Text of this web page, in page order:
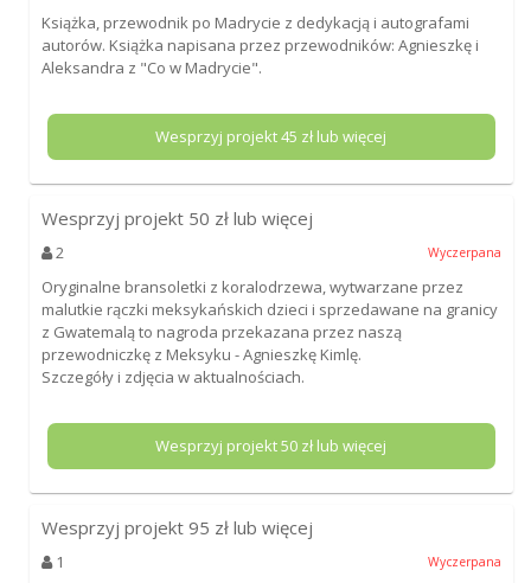
Książka, przewodnik po Madrycie z dedykacją i autografami
autorów. Książka napisana przez przewodników: Agnieszkę i
Aleksandra z "Co w Madrycie".
Wesprzyj projekt45 zł lub więcej
Wesprzyj projekt 50 zł lub więcej
2 Wyczerpana
Oryginalne bransoletki z koralodrzewa, wytwarzane przez
malutkie rączki meksykańskich dzieci i sprzedawane na granicy
z Gwatemalą to nagroda przekazana przez naszą
przewodniczkę z Meksyku - Agnieszkę Kimlę.
Szczegóły i zdjęcia w aktualnościach.
Wesprzyj projekt50 zł lub więcej
Wesprzyj projekt 95 zł lub więcej
1 Wyczerpana